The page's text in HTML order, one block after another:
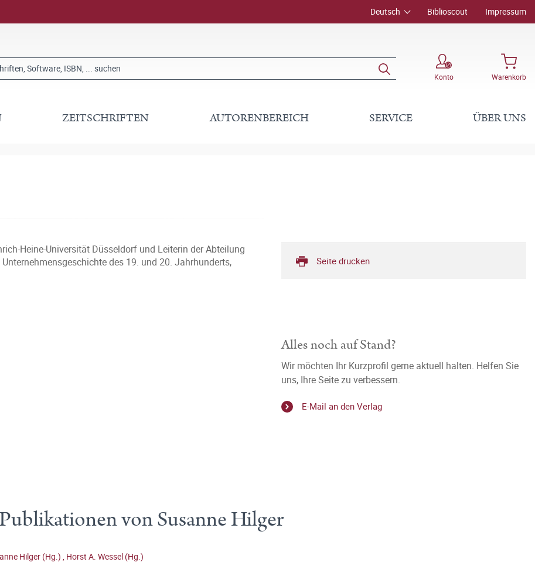
Deutsch Biblioscout Impressum
Konto Warenkorb
ZEITSCHRIFTEN AUTORENBEREICH SERVICE ÜBER UNS
Heine-Universität Düsseldorf und Leiterin der Abteilung
des 19. und 20. Jahrhunderts,
Seite drucken
Alles noch auf Stand?
Wir möchten Ihr Kurzprofil gerne aktuell halten. Helfen Sie
uns, Ihre Seite zu verbessern.
E-Mail an den Verlag
Publikationen von Susanne Hilger
Hilger (Hg.) , Horst A. Wessel (Hg.)